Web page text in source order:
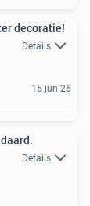
decoratie!
Details
15 jun 26
Details